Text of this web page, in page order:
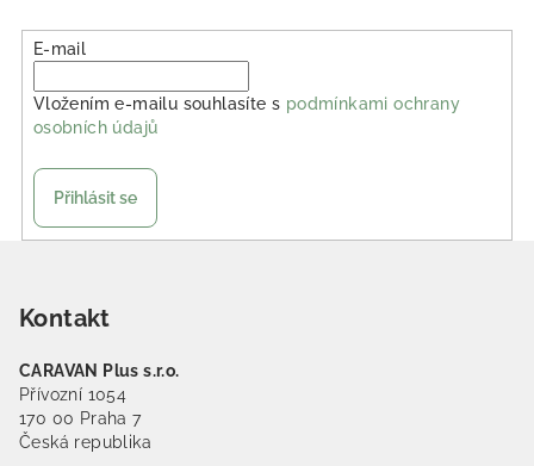
E-mail
Vložením e-mailu souhlasíte s podmínkami ochrany
osobních údajů
Přihlásit se
Kontakt
CARAVAN Plus s.r.o.
Přívozní 1054
170 00 Praha 7
Česká republika